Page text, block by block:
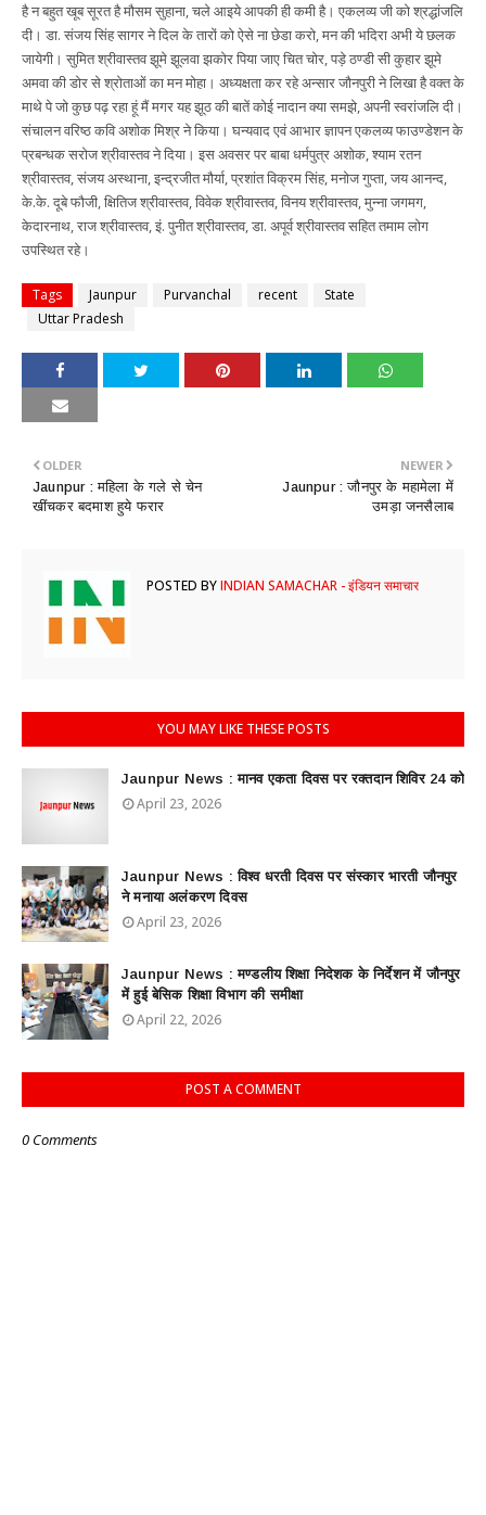
है न बहुत खूब सूरत है मौसम सुहाना, चले आइये आपकी ही कमी है। एकलव्य जी को श्रद्धांजलि
दी। डा. संजय सिंह सागर ने दिल के तारों को ऐसे ना छेडा करो, मन की भदिरा अभी ये छलक
जायेगी। सुमित श्रीवास्तव झूमे झूलवा झकोर पिया जाए चित चोर, पड़े ठण्डी सी कुहार झूमे
अमवा की डोर से श्रोताओं का मन मोहा। अध्यक्षता कर रहे अन्सार जौनपुरी ने लिखा है वक्त के
माथे पे जो कुछ पढ़ रहा हूं मैं मगर यह झूठ की बातें कोई नादान क्या समझे, अपनी स्वरांजलि दी।
संचालन वरिष्ठ कवि अशोक मिश्र ने किया। घन्यवाद एवं आभार ज्ञापन एकलव्य फाउण्डेशन के
प्रबन्धक सरोज श्रीवास्तव ने दिया। इस अवसर पर बाबा धर्मपुत्र अशोक, श्याम रतन
श्रीवास्तव, संजय अस्थाना, इन्द्रजीत मौर्या, प्रशांत विक्रम सिंह, मनोज गुप्ता, जय आनन्द,
के.के. दूबे फौजी, क्षितिज श्रीवास्तव, विवेक श्रीवास्तव, विनय श्रीवास्तव, मुन्ना जगमग,
केदारनाथ, राज श्रीवास्तव, इं. पुनीत श्रीवास्तव, डा. अपूर्व श्रीवास्तव सहित तमाम लोग
उपस्थित रहे।
Tags Jaunpur Purvanchal recent
State
Uttar Pradesh
NEWER
Jaunpur : जौनपुर के महामेला में
उमड़ा जनसैलाब
OLDER
Jaunpur : महिला के गले से चेन
खींचकर बदमाश हुये फरार
POSTED BYINDIAN SAMACHAR - इंडियन समाचार
YOU MAY LIKE THESE POSTS
Jaunpur News : ​मानव एकता दिवस पर रक्तदान शिविर 24 को
April 23, 2026
Jaunpur News : विश्व धरती दिवस पर संस्कार भारती जौनपुर
ने मनाया अलंकरण दिवस
April 23, 2026
Jaunpur News : ​मण्डलीय शिक्षा निदेशक के निर्देशन में जौनपुर
में हुई बेसिक शिक्षा विभाग की समीक्षा
April 22, 2026
POST A COMMENT
0 Comments